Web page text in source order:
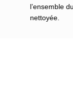
l’ensemble
nettoyée.